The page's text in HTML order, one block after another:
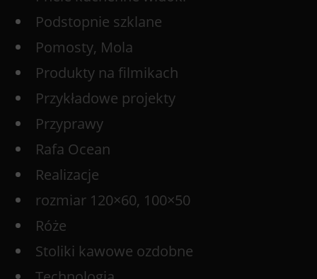
Podstopnie szklane
Pomosty, Mola
Produkty na filmikach
Przykładowe projekty
Przyprawy
Rafa Ocean
Realizacje
rozmiar 120×60, 100×50
Róże
Stoliki kawowe ozdobne